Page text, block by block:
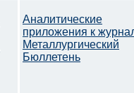
Аналитические
приложения к
Металлургический
Бюллетень